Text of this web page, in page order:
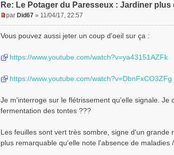
Re: Le Potager du Paresseux : Jardiner
s
a
e
n
l
par Did67 » 11/04/17, 22:57
Vous pouvez aussi jeter un coup d'oeil sur ça :
https://www.youtube.com/watch?v=ya43151AZFk
https://www.youtube.com/watch?v=DbnFxCO3ZFg
Je m'interroge sur le flétrissement qu'elle signale.
fermentation des tontes ???
Les feuilles sont vert très sombre, signe d'un
plus remarquable qu'elle note l'absence de maladies